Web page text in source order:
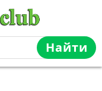
Найти